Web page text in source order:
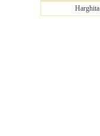
Harghita